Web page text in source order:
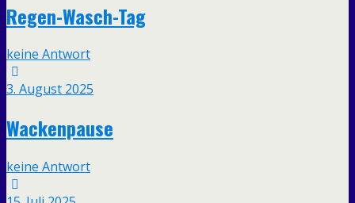
Regen-Wasch-Tag
keine Antwort
3. August 2025
Wackenpause
keine Antwort